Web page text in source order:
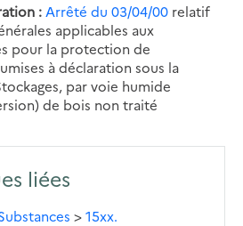
: Arrêté du 03/04/00 relatif
applicables aux
pour la protection de
à déclaration sous la
par voie humide
de bois non traité
liées
>15xx.